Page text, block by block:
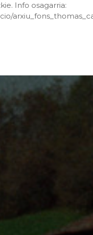
Info osagarria: